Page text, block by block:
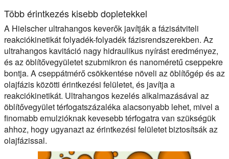
Több érintkezés kisebb dopletekkel
A Hielscher ultrahangos keverők javítják a fázisátviteli
reakciókinetikát folyadék-folyadék fázisrendszerekben. Az
ultrahangos kavitáció nagy hidraulikus nyírást eredményez,
és az öblítővegyületet szubmikron és nanoméretű cseppekre
bontja. A cseppátmérő csökkentése növeli az öblítőgép és az
olajfázis közötti érintkezési felületet, és javítja a
reakciókinetikát. Ultrahangos kezelés alkalmazásával az
öblítővegyület térfogatszázaléka alacsonyabb lehet, mivel a
finomabb emulzióknak kevesebb térfogatra van szükségük
ahhoz, hogy ugyanazt az érintkezési felületet biztosítsák az
olajfázissal.